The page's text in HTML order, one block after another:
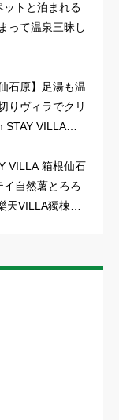
ットと泊まれる
って温泉三昧し
石原】足湯も温
りヴィラでクリ
VILLA】
VILLA 箱根仙石
自然薯とろろ
VILLA獨棟別